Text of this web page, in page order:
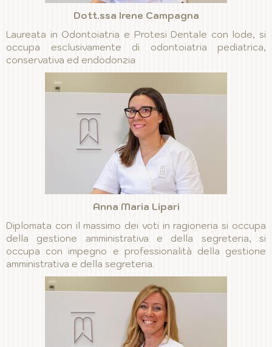
Dott.ssa Irene Campagna
Laureata in Odontoiatria e Protesi Dentale con lode, si
occupa esclusivamente di odontoiatria pediatrica,
conservativa ed endodonzia
Anna Maria Lipari
Diplomata con il massimo dei voti in ragioneria si occupa
della gestione amministrativa e della segreteria, si
occupa con impegno e professionalità della gestione
amministrativa e della segreteria.